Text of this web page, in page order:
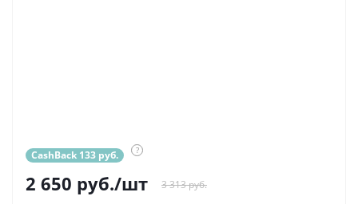
CashBack 133 руб. ?
2 650 руб./шт 3 313 руб.